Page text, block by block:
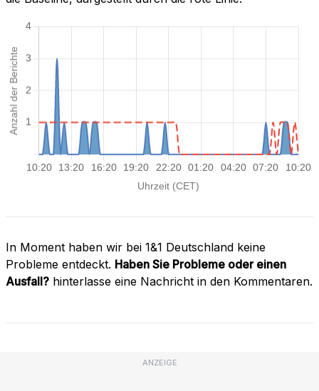
In Moment haben wir bei 1&1 Deutschland keine
Probleme entdeckt. Haben Sie Probleme oder einen
Ausfall? hinterlasse eine Nachricht in den Kommentaren.
ANZEIGE